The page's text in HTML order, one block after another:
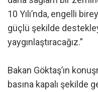
10 Yılı’nda, engelli
güçlü şekilde
yaygınlaştıracağız.”
Bakan Göktaş’ın
basına kapalı şekilde